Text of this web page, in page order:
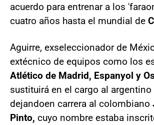
acuerdo para entrenar a los
cuatro años hasta el mundial de
Aguirre, exseleccionador de
extécnico de equipos como los
Atlético de Madrid, Espanyol y
sustituirá en el cargo al argentino
dejandoen carrera al colombiano
Pinto, cuyo nombre estaba